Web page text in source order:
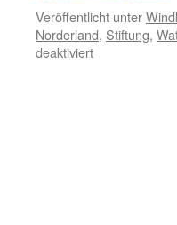
Veröffentlicht unter
Norderland, Stiftung,
deaktiviertfür